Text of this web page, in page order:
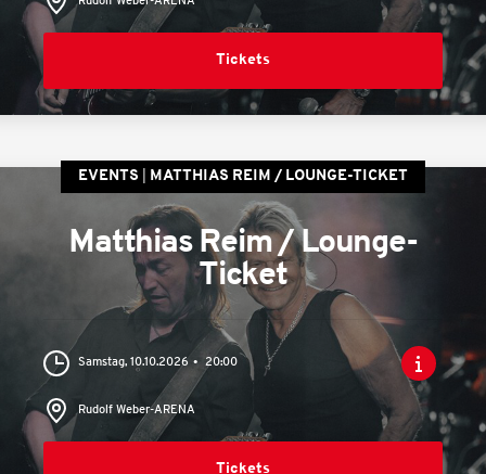
Tickets
EVENTS MATTHIAS REIM / LOUNGE-TICKET
Matthias Reim / Lounge-
Ticket
Samstag, 10.10.2026 20:00
Rudolf Weber-ARENA
Tickets